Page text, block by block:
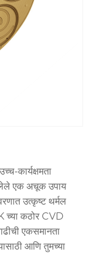
कार्यक्षमता
एक अचूक उपाय
उत्कृष्ट थर्मल
च्या कठोर CVD
एकसमानता
आणि तुमच्या